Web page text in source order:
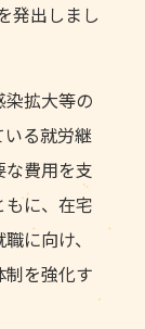
発出しまし
染拡大等の
る就労継
費用を支
に、在宅
に向け、
を強化す